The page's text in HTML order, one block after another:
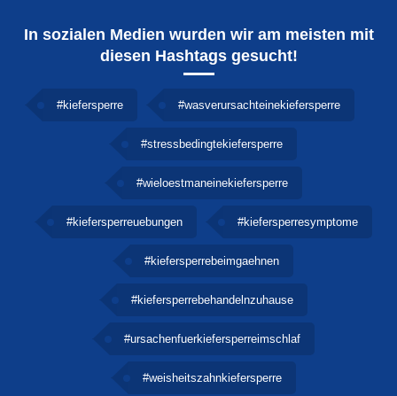
In sozialen Medien wurden wir am meisten mit
diesen Hashtags gesucht!
#kiefersperre #wasverursachteinekiefersperre
#stressbedingtekiefersperre
#wieloestmaneinekiefersperre
#kiefersperreuebungen #kiefersperresymptome
#kiefersperrebeimgaehnen
#kiefersperrebehandelnzuhause
#ursachenfuerkiefersperreimschlaf
#weisheitszahnkiefersperre